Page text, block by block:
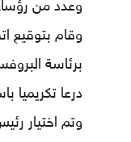
وعدد من
وقام بتوقيع
برئاسة
درعا تكريميا
وتم اختيار